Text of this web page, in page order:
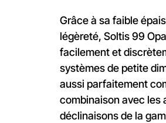
Grâce à sa faible
légèreté, Soltis 99
facilement et
systèmes de petite
aussi parfaitement
combinaison avec les
déclinaisons de la